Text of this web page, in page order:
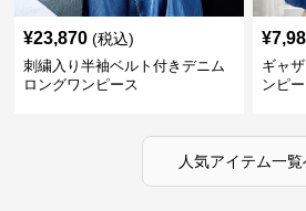
¥23,870 (税込)
刺繍入り半袖ベルト付きデニム
ロングワンピース
¥
ギャ
ンピ
人気アイテム一覧